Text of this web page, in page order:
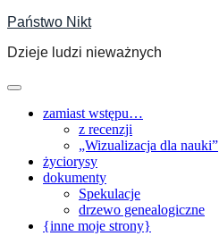
Skip
content
Państwo Nikt
Dzieje ludzi nieważnych
zamiast wstępu…
z recenzji
„Wizualizacja dla nauki”
życiorysy
dokumenty
Spekulacje
drzewo genealogiczne
{inne moje strony}